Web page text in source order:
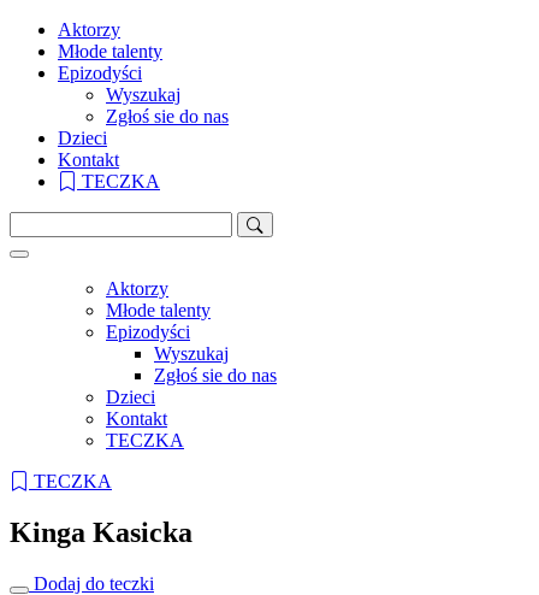
Aktorzy
Młode talenty
Epizodyści
Wyszukaj
Zgłoś sie do nas
Dzieci
Kontakt
TECZKA
Aktorzy
Młode talenty
Epizodyści
Wyszukaj
Zgłoś sie do nas
Dzieci
Kontakt
TECZKA
TECZKA
Kinga Kasicka
Dodaj do teczki